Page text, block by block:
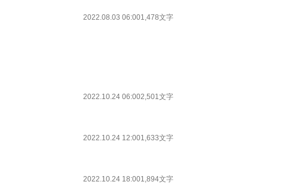
2022.08.03 06:001,478文字
2022.10.24 06:002,501文字
2022.10.24 12:001,633文字
2022.10.24 18:001,894文字